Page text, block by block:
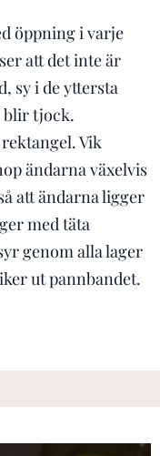
öppning i varje
att det inte är
sy i de yttersta
blir tjock.
Vik
ändarna växelvis
att ändarna ligger
med täta
genom alla lager
ut pannbandet.